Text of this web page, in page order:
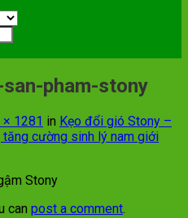
pham-stony
× 1281 in Kẹo đổi gió Stony –
tăng cường sinh lý nam giới
Stony
can post a comment.